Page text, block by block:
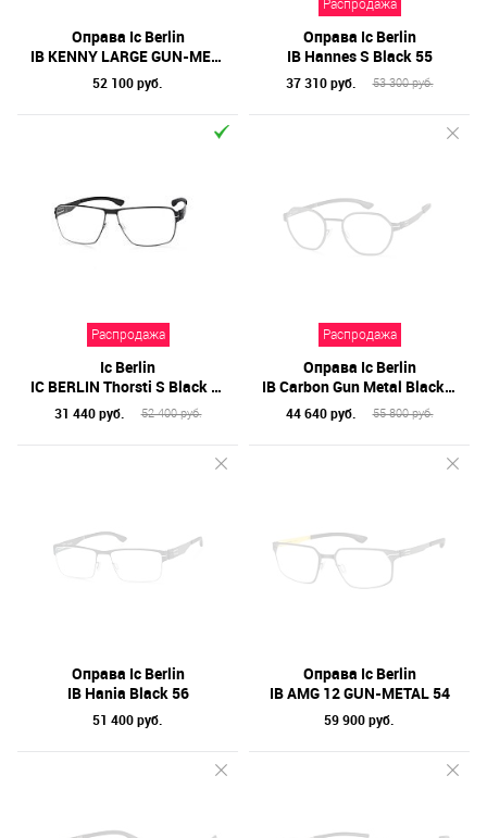
Оправа Ic Berlin
IB KENNY LARGE GUN-METAL/BLK 56
52 100 руб.
Распродажа
Оправа Ic Berlin
IB Hannes S Black 55
37 310 руб. 53 300 руб.
Распродажа
Ic Berlin
IC BERLIN Thorsti S Black 60
31 440 руб. 52 400 руб.
Распродажа
Оправа Ic Berlin
IB Carbon Gun Metal Black 49
44 640 руб. 55 800 руб.
Оправа Ic Berlin
IB Hania Black 56
51 400 руб.
Оправа Ic Berlin
IB AMG 12 GUN-METAL 54
59 900 руб.